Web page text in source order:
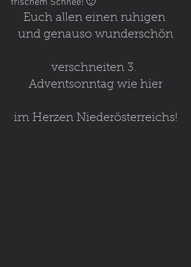
Euch allen einen ruhigen
und genauso wunderschön
verschneiten 3.
Adventsonntag wie hier
im Herzen Niederösterreichs!